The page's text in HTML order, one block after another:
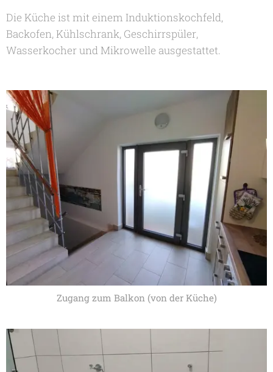
Die Küche ist mit einem Induktionskochfeld,
Backofen, Kühlschrank, Geschirrspüler,
Wasserkocher und Mikrowelle ausgestattet.
Zugang zum Balkon (von der Küche)